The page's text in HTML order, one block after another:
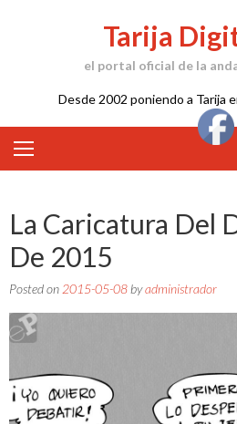
Tarija
el portal oficial de la
Desde 2002 poniendo a Tarija
La Caricatura Del
De 2015
Posted on 2015-05-08 byadministrador